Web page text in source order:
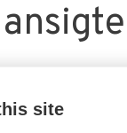
site